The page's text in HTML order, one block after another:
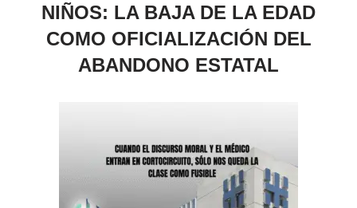
NIÑOS: LA BAJA DE LA EDAD
COMO OFICIALIZACIÓN DEL
ABANDONO ESTATAL